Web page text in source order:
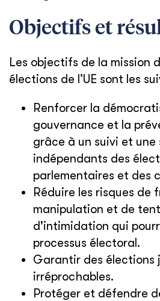
Objectifs et
Les objectifs de la mission
élections de l’UE sont les
Renforcer la
gouvernance et la
grâce à un suivi et une
indépendants des
parlementaires et des
Réduire les risques de
manipulation et de
d'intimidation qui
processus électoral.
Garantir des élections
irréprochables.
Protéger et défendre